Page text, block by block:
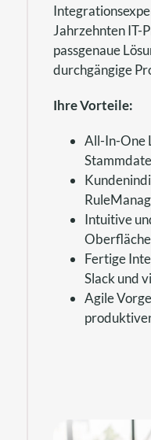
Jahrzehnten IT-
passgenaue
durchgängige
Ihre Vorteile:
All-In-One
Intuitive
Fertige
Slack und
Agile